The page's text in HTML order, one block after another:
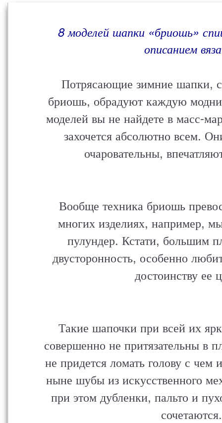
8 моделей шапки «бриошь»
описанием
Потрясающие зимние шапки,
бриошь, обрадуют каждую
моделей вы не найдете в масс-
захочется абсолютно всем.
очаровательны,
Вообще техника бриошь
многих изделиях, например,
пулундер. Кстати, большим
двусторонность, особенно
достоинству ее
Такие шапочки при всей их
совершенно не притязательны в
не придется ломать голову с чем
ныне шубы из искусственного
при этом дубленки, пальто и
сочетаются.